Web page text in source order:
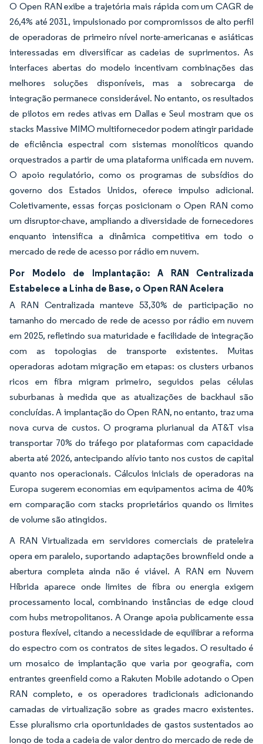
O Open RAN exibe a trajetória mais rápida com um CAGR de
26,4% até 2031, impulsionado por compromissos de alto perfil
de operadoras de primeiro nível norte-americanas e asiáticas
interessadas em diversificar as cadeias de suprimentos. As
interfaces abertas do modelo incentivam combinações das
melhores soluções disponíveis, mas a sobrecarga de
integração permanece considerável. No entanto, os resultados
de pilotos em redes ativas em Dallas e Seul mostram que os
stacks Massive MIMO multifornecedor podem atingir paridade
de eficiência espectral com sistemas monolíticos quando
orquestrados a partir de uma plataforma unificada em nuvem.
O apoio regulatório, como os programas de subsídios do
governo dos Estados Unidos, oferece impulso adicional.
Coletivamente, essas forças posicionam o Open RAN como
um disruptor-chave, ampliando a diversidade de fornecedores
enquanto intensifica a dinâmica competitiva em todo o
mercado de rede de acesso por rádio em nuvem.
Por Modelo de Implantação: A RAN Centralizada
Estabelece a Linha de Base, o Open RAN Acelera
A RAN Centralizada manteve 53,30% de participação no
tamanho do mercado de rede de acesso por rádio em nuvem
em 2025, refletindo sua maturidade e facilidade de integração
com as topologias de transporte existentes. Muitas
operadoras adotam migração em etapas: os clusters urbanos
ricos em fibra migram primeiro, seguidos pelas células
suburbanas à medida que as atualizações de backhaul são
concluídas. A implantação do Open RAN, no entanto, traz uma
nova curva de custos. O programa plurianual da AT&T visa
transportar 70% do tráfego por plataformas com capacidade
aberta até 2026, antecipando alívio tanto nos custos de capital
quanto nos operacionais. Cálculos iniciais de operadoras na
Europa sugerem economias em equipamentos acima de 40%
em comparação com stacks proprietários quando os limites
de volume são atingidos.
A RAN Virtualizada em servidores comerciais de prateleira
opera em paralelo, suportando adaptações brownfield onde a
abertura completa ainda não é viável. A RAN em Nuvem
Híbrida aparece onde limites de fibra ou energia exigem
processamento local, combinando instâncias de edge cloud
com hubs metropolitanos. A Orange apoia publicamente essa
postura flexível, citando a necessidade de equilibrar a reforma
do espectro com os contratos de sites legados. O resultado é
um mosaico de implantação que varia por geografia, com
entrantes greenfield como a Rakuten Mobile adotando o Open
RAN completo, e os operadores tradicionais adicionando
camadas de virtualização sobre as grades macro existentes.
Esse pluralismo cria oportunidades de gastos sustentados ao
longo de toda a cadeia de valor dentro do mercado de rede de